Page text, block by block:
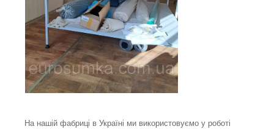
На нашій фабриці в Україні ми використовуємо у роботі